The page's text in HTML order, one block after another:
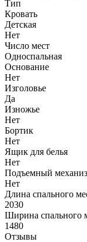
Тип
Кровать
Детская
Нет
Число мест
Односпальная
Основание
Нет
Изголовье
Да
Изножье
Нет
Бортик
Нет
Ящик для белья
Нет
Подъемный
Нет
Длина спального
2030
Ширина спального
1480
Отзывы